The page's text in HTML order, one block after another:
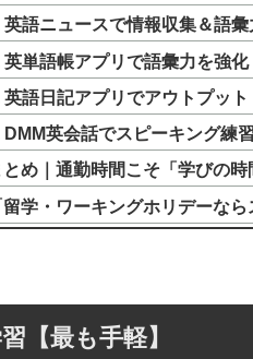
英語ニュースで情報収集＆語
英単語帳アプリで語彙力を強化
英語日記アプリでアウトプット
DMM英会話でスピーキング練習
とめ｜通勤時間こそ「学びの時
留学・ワーキングホリデーなら
【最も手軽】